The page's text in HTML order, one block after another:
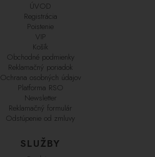
ÚVOD
Registrácia
Poistenie
VIP
Košík
Obchodné podmienky
Reklamačný poriadok
Ochrana osobných údajov
Platforma RSO
Newsletter
Reklamačný formulár
Odstúpenie od zmluvy
SLUŽBY